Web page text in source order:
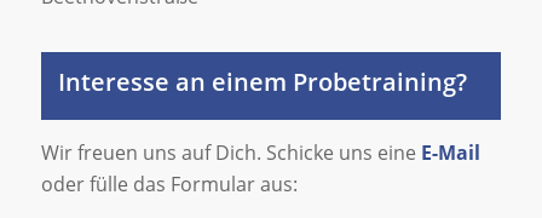
Interesse an einem Probetraining?
Wir freuen uns auf Dich. Schicke uns eine E-Mail
oder fülle das Formular aus: